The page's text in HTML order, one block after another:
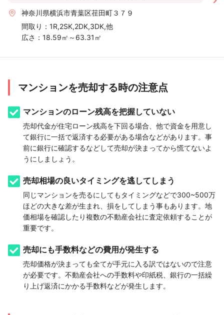
神奈川県横浜市青葉区荏田町３７９
間取り： 1R,2SK,2DK,3DK,他
広さ： 18.59㎡～63.31㎡
マンションを売却する時の注意点
マンションのローン残高を把握していない
売却代金が住宅ローン残高を下回る場合、他で資金を用意し
て銀行に一括で返済する必要がある場合などがあります。事
前に銀行に確認するなどして売却が決まってから慌てないよ
うにしましょう。
売却相場の良いタイミングを逃してしまう
同じマンションを売るにしてもタイミングなどで300~500万
ほどの大きな差が生まれ、損をしてしまう事もあります。地
価相場を確認したり複数の不動産会社に査定依頼することが
重要です。
売却にも手数料などの費用が発生する
売却価格が決まっても全てが手元に入る訳ではないので注意
が必要です。不動産会社への手数料や印紙税、銀行の一括繰
り上げ返済にかかる手数料などが発生します。